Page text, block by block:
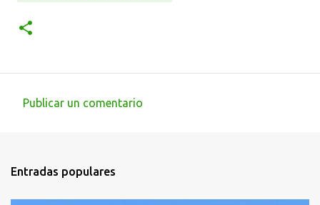
e
n
Publicar un comentario
Entradas populares